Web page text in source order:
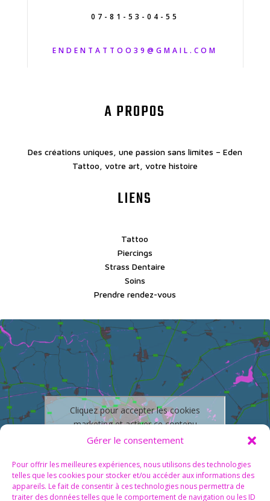
Gérer le consentement
Pour offrir les meilleures expériences, nous utilisons des technologies
telles que les cookies pour stocker et/ou accéder aux informations des
appareils. Le fait de consentir à ces technologies nous permettra de
traiter des données telles que le comportement de navigation ou les ID
07-81-53-04-55
ENDENTATTOO39@GMAIL.COM
A PROPOS
Des créations uniques, une passion sans limites – Eden
Tattoo, votre art, votre histoire
LIENS
Tattoo
Piercings
Strass Dentaire
Soins
Prendre rendez-vous
Cliquez pour accepter les cookies
marketing et activer ce contenu